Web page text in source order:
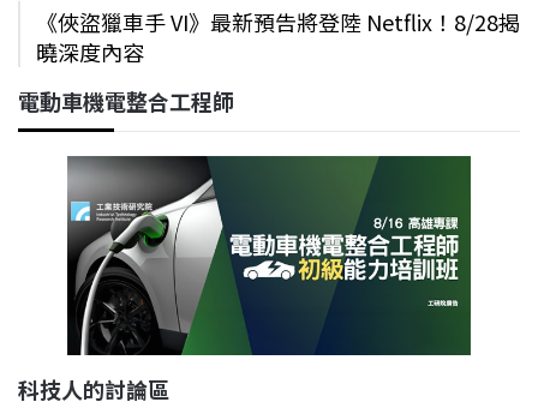
《俠盜獵車手 VI》最新預告將登陸 Netflix！8/28揭
曉深度內容
電動車機電整合工程師
科技人的討論區